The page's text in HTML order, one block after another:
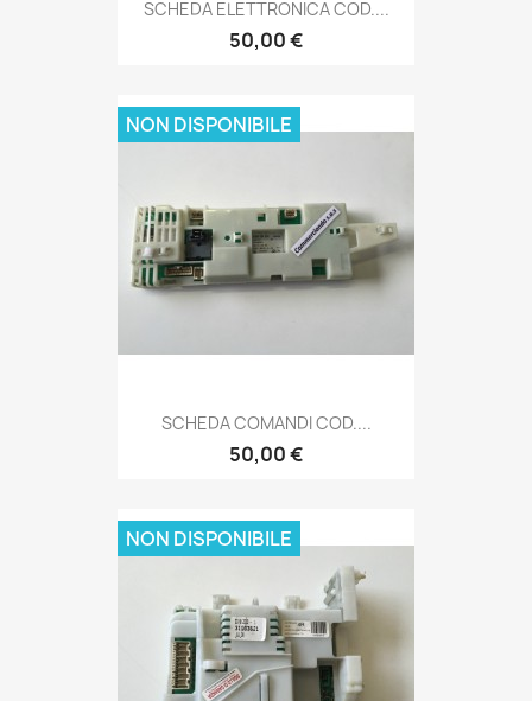
SCHEDA ELETTRONICA COD....
50,00 €
SCHEDA COMANDI COD....
50,00 €
NON DISPONIBILE
NON DISPONIBILE